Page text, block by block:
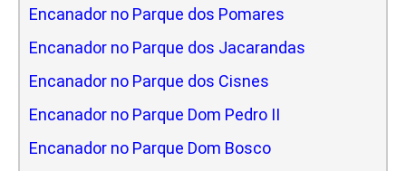
Encanador no Parque dos Pomares
Encanador no Parque dos Jacarandas
Encanador no Parque dos Cisnes
Encanador no Parque Dom Pedro II
Encanador no Parque Dom Bosco